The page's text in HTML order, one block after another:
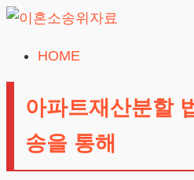
Skip
content
혼
위
HOME
아파트재산분할
송을 통해